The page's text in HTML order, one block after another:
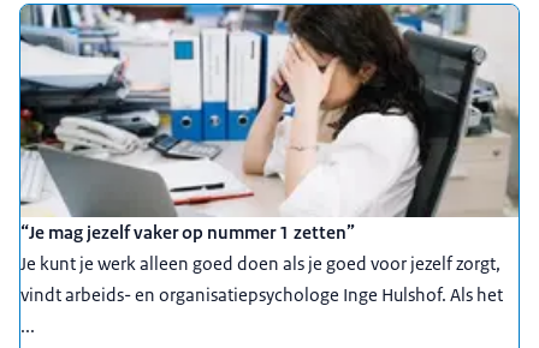
“Je mag jezelf vaker op nummer 1 zetten”
Je kunt je werk alleen goed doen als je goed voor jezelf zorgt,
vindt arbeids- en organisatiepsychologe Inge Hulshof. Als het
...